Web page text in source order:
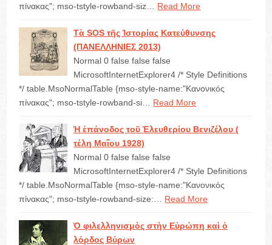
πίνακας"; mso-tstyle-rowband-siz…
Read More
Τὰ SOS τῆς Ἱστορίας Κατεύθυνσης
(ΠΑΝΕΛΛΗΝΙΕΣ 2013)
Normal 0 false false false
MicrosoftInternetExplorer4 /* Style Definitions
*/ table.MsoNormalTable {mso-style-name:"Κανονικός
πίνακας"; mso-tstyle-rowband-si…
Read More
Ἡ ἐπάνοδος τοῦ Ἐλευθερίου Βενιζέλου (
τέλη Μαΐου 1928)
Normal 0 false false false
MicrosoftInternetExplorer4 /* Style Definitions
*/ table.MsoNormalTable {mso-style-name:"Κανονικός
πίνακας"; mso-tstyle-rowband-size:…
Read More
Ὁ φιλελληνισμὸς στὴν Εὐρώπη καὶ ὁ
λόρδος Βύρων